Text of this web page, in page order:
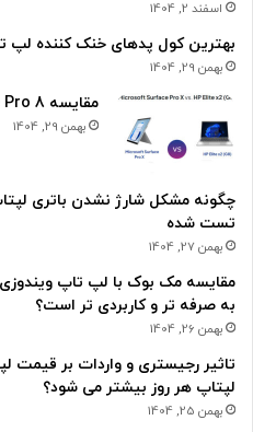
اسفند 2, 1404
بهترین کول پدهای خنک کننده لپ
بهمن 29, 1404
مقایسه Surface Pro 8 و HP Elite x2 G8
بهمن 29, 1404
چگونه مشکل شارژ نشدن باتری
تست شده
بهمن 27, 1404
مقایسه مک بوک با لپ تاپ ویندوزی
به صرفه تر و کاربردی تر است؟
بهمن 26, 1404
تاثیر رجیستری و واردات بر قیمت
لپتاپ هر روز بیشتر می شود؟
بهمن 25, 1404